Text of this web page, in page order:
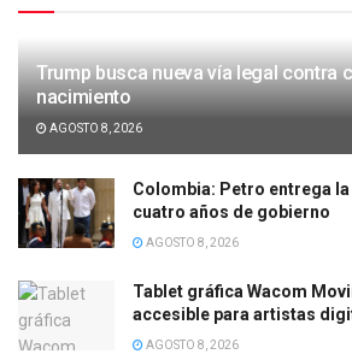
Trump busca nueva vía legal contra
nacimiento
AGOSTO 8, 2026
Colombia: Petro entrega
cuatro años de gobierno
AGOSTO 8, 2026
Tablet gráfica Wacom
accesible para artistas
AGOSTO 8, 2026